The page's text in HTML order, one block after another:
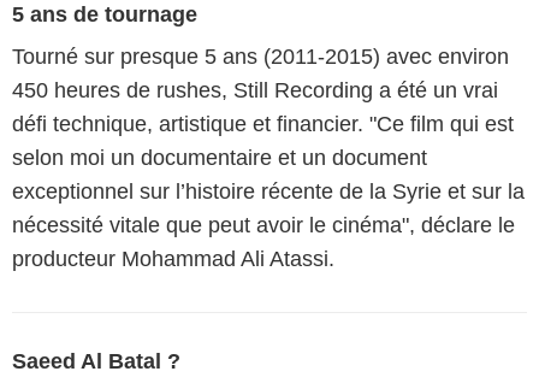
5 ans de tournage
Tourné sur presque 5 ans (2011-2015) avec environ
450 heures de rushes, Still Recording a été un vrai
défi technique, artistique et financier. "Ce film qui est
selon moi un documentaire et un document
exceptionnel sur l’histoire récente de la Syrie et sur la
nécessité vitale que peut avoir le cinéma", déclare le
producteur Mohammad Ali Atassi.
Saeed Al Batal ?